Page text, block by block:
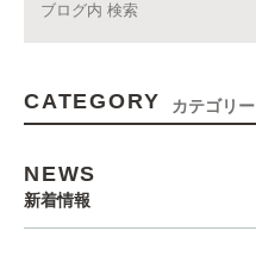
CATEGORY カテゴリー
NEWS
新着情報